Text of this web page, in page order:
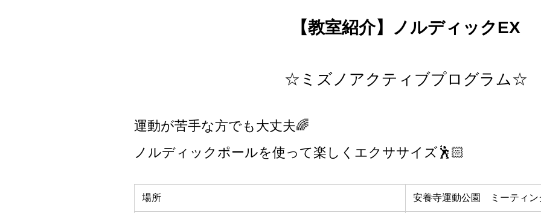
【教室紹介】ノルディックEX
☆ミズノアクティブプログラム☆
運動が苦手な方でも大丈夫🌈
ノルディックポールを使って楽しくエクササイズ🕺🏻
場所 安養寺運動公園 ミーティン